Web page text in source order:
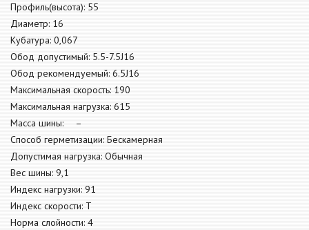
Профиль(высота): 55
Диаметр: 16
Кубатура: 0,067
Обод допустимый: 5.5-7.5J16
Обод рекомендуемый: 6.5J16
Максимальная скорость: 190
Максимальная нагрузка: 615
Масса шины: –
Способ герметизации: Бескамерная
Допустимая нагрузка: Обычная
Вес шины: 9,1
Индекс нагрузки: 91
Индекс скорости: T
Норма слойности: 4